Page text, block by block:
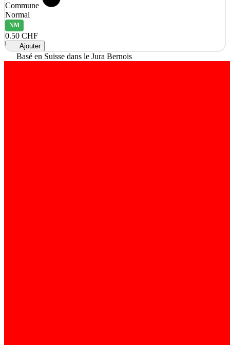
Commune
Normal
NM
0.50 CHF
Ajouter
Basé en Suisse dans le Jura Bernois